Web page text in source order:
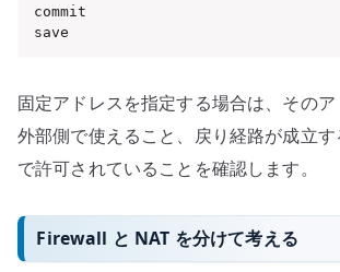
commit
save
固定アドレスを指定する場合は、その
外部側で使えること、戻り経路が成立
で許可されていることを確認します。
Firewall と NAT を分けて考える